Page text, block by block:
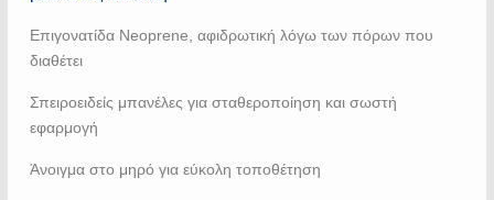
Επιγονατίδα Νeoprene, αφιδρωτική λόγω των πόρων που
διαθέτει
Σπειροειδείς μπανέλες για σταθεροποίηση και σωστή
εφαρμογή
Άνοιγμα στο μηρό για εύκολη τοποθέτηση